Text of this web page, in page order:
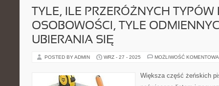
TYLE, ILE PRZERÓŻNYCH TYPÓW
OSOBOWOŚCI, TYLE
UBIERANIA SIĘ
POSTED BY ADMIN WRZ - 27 - 2025 MOŻLIWOŚĆ
Większa część żeńskich